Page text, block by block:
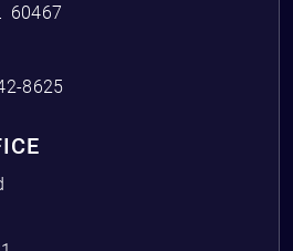
60467
8625